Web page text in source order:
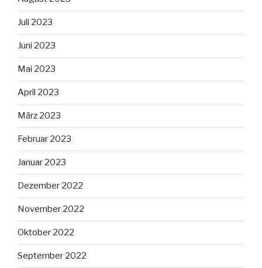
Juli 2023
Juni 2023
Mai 2023
April 2023
März 2023
Februar 2023
Januar 2023
Dezember 2022
November 2022
Oktober 2022
September 2022